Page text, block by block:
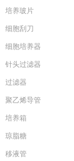
培养玻片
细胞刮刀
细胞培养器
针头过滤器
过滤器
聚乙烯导管
培养箱
琼脂糖
移液管